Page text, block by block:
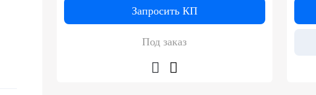
Запросить КП
Под заказ